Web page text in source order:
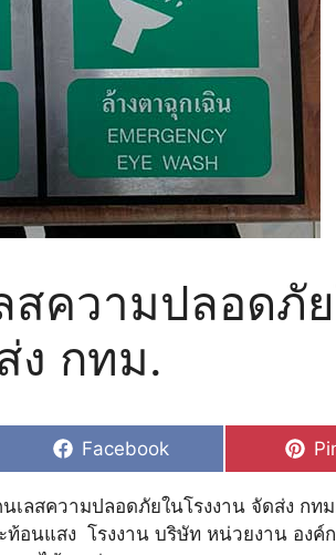
สความปลอดภั
ง กทม.
Share
Facebook
เลสความปลอดภัยในโรงงาน จัดส่ง ก
ท้อนแสง โรงงาน บริษัท หน่วยงาน องค์